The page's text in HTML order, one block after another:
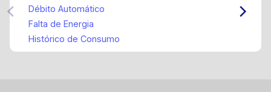
Débito Automático
Falta de Energia
Histórico de Consumo